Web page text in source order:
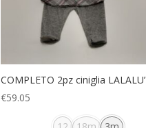
COMPLETO 2pz ciniglia LALALU’
€59.05